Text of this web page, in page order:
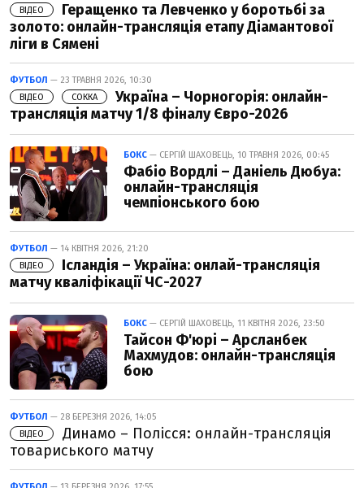
ВІДЕО
Геращенко та Левченко у боротьбі за
золото: онлайн-трансляція етапу Діамантової
ліги в Сямені
ФУТБОЛ — 23 ТРАВНЯ 2026, 10:30
ВІДЕО
СОККА
Україна – Чорногорія: онлайн-
трансляція матчу 1/8 фіналу Євро-2026
БОКС — СЕРГІЙ ШАХОВЕЦЬ, 10 ТРАВНЯ 2026, 00:45
Фабіо Вордлі – Даніель Дюбуа:
онлайн-трансляція
чемпіонського бою
ФУТБОЛ — 14 КВІТНЯ 2026, 21:20
ВІДЕО
Ісландія – Україна: онлай-трансляція
матчу кваліфікації ЧС-2027
БОКС — СЕРГІЙ ШАХОВЕЦЬ, 11 КВІТНЯ 2026, 23:50
Тайсон Ф'юрі – Арсланбек
Махмудов: онлайн-трансляція
бою
ФУТБОЛ — 28 БЕРЕЗНЯ 2026, 14:05
ВІДЕО
Динамо – Полісся: онлайн-трансляція
товариського матчу